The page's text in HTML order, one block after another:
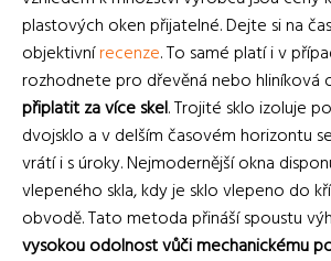
plastových oken přijatelné. Dejte si na
objektivnírecenze. To samé platí i v
rozhodnete pro dřevěná nebo hliníková
připlatit za více skel. Trojité sklo izoluje
dvojsklo a v delším časovém horizontu
vrátí i s úroky. Nejmodernější okna
vlepeného skla, kdy je sklo vlepeno do
obvodě. Tato metoda přináší spoustu
vysokou odolnost vůči mechanickému